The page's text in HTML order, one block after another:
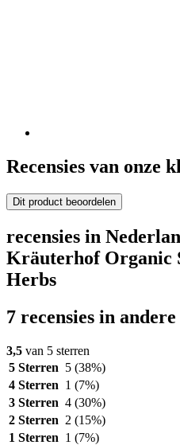
Recensies van onze
Dit product beoordelen
recensies in
Kräuterhof Organic
Herbs
7 recensies in
3,5 van 5 sterren
5 Sterren 5 (38%)
4 Sterren 1 (7%)
3 Sterren 4 (30%)
2 Sterren 2 (15%)
1 Sterren 1 (7%)